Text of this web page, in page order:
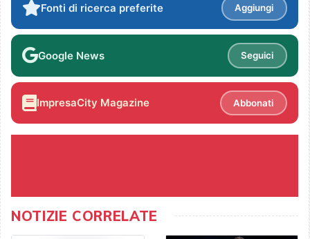
Fonti di ricerca preferite Aggiungi
Google News Seguici
ImpresaCity Magazine Abbonati
NOTIZIE CORRELATE